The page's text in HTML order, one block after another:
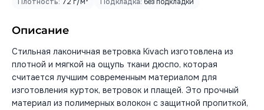
Описание
Стильная лаконичная ветровка Kivach изготовлена из
плотной и мягкой на ощупь ткани дюспо, которая
считается лучшим современным материалом для
изготовления курток, ветровок и плащей. Это прочный
материал из полимерных волокон с защитной пропиткой,